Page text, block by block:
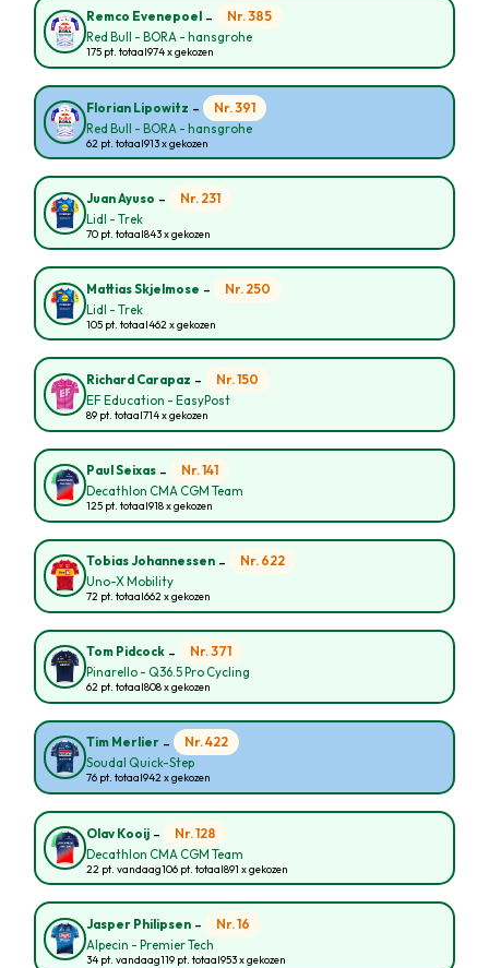
Remco Evenepoel - Nr. 385
Red Bull - BORA - hansgrohe
175 pt. totaal974 x gekozen
Florian Lipowitz - Nr. 391
Red Bull - BORA - hansgrohe
62 pt. totaal913 x gekozen
Juan Ayuso - Nr. 231
Lidl - Trek
70 pt. totaal843 x gekozen
Mattias Skjelmose - Nr. 250
Lidl - Trek
105 pt. totaal462 x gekozen
Richard Carapaz - Nr. 150
EF Education - EasyPost
89 pt. totaal714 x gekozen
Paul Seixas - Nr. 141
Decathlon CMA CGM Team
125 pt. totaal918 x gekozen
Tobias Johannessen - Nr. 622
Uno-X Mobility
72 pt. totaal662 x gekozen
Tom Pidcock - Nr. 371
Pinarello - Q36.5 Pro Cycling
62 pt. totaal808 x gekozen
Tim Merlier - Nr. 422
Soudal Quick-Step
76 pt. totaal942 x gekozen
Olav Kooij - Nr. 128
Decathlon CMA CGM Team
22 pt. vandaag106 pt. totaal891 x gekozen
Jasper Philipsen - Nr. 16
Alpecin - Premier Tech
34 pt. vandaag119 pt. totaal953 x gekozen